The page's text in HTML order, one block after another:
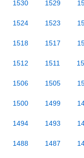
1530 1529
1524 1523
1518 1517
1512 1511
1506 1505
1500 1499
1494 1493
1488 1487